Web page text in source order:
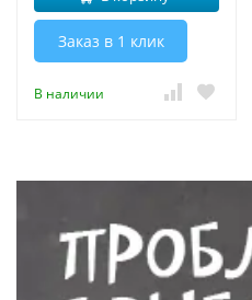
Заказ в 1 клик
В наличии